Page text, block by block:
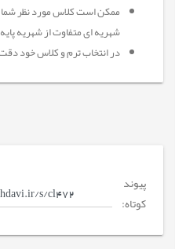
ممکن است کلاس مورد نظر شما
شهریه ای متفاوت از شهریه
در انتخاب ترم و کلاس خود دقت
پیوند
کوتاه: